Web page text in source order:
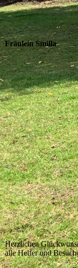
Fräulein Smilla
Herzlichen
alle Helfer und